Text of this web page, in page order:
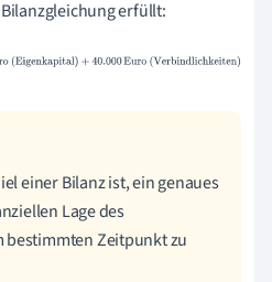
erfüllt:
(Aktiva)=60.000Euro
einer Bilanz ist, ein genaues
Lage des
bestimmten Zeitpunkt zu